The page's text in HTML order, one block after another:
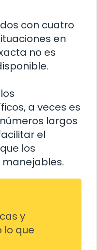
con cuatro
en
no es
a veces es
largos
el
los
y
lo que